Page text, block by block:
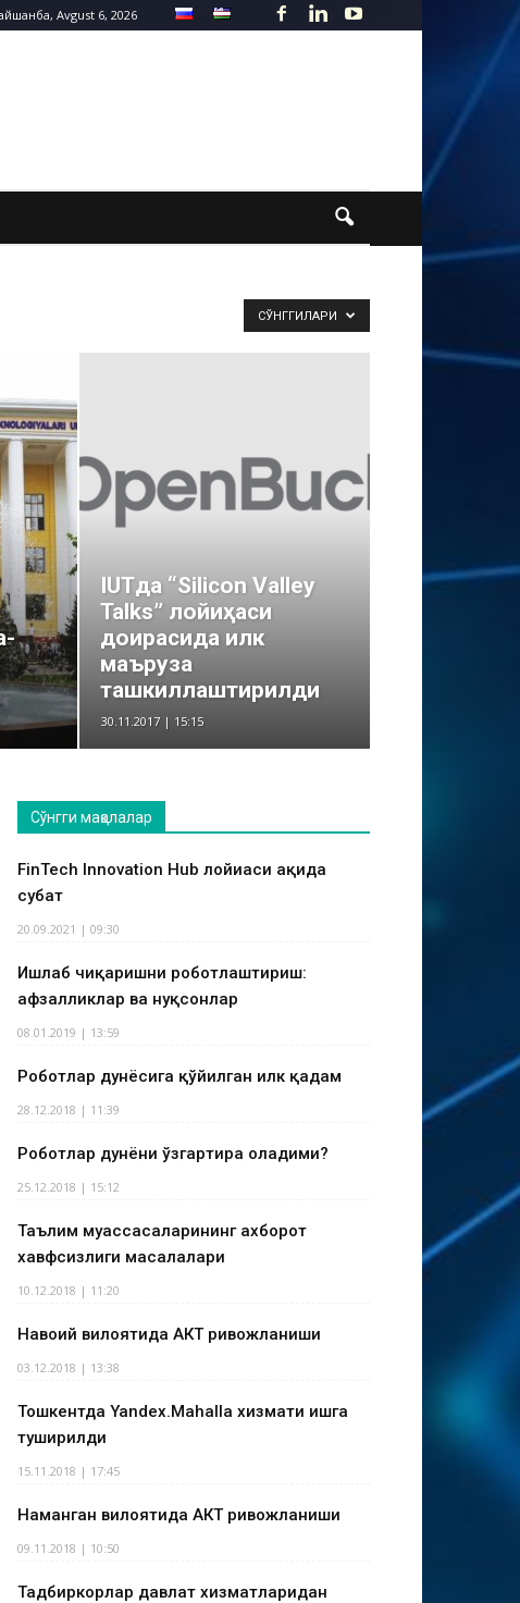
Avgust 6, 2026
СЎНГГИЛАРИ
IUTда “Silicon Valley
Talks” лойиҳаси
доирасида илк
маъруза
ташкиллаштирилди
30.11.2017 | 15:15
Сўнгги мақолалар
FinTech Innovation Hub лойиҳаси ҳақида
суҳбат
20.09.2021 | 09:30
Ишлаб чиқаришни роботлаштириш:
афзалликлар ва нуқсонлар
08.01.2019 | 13:59
Роботлар дунёсига қўйилган илк қадам
28.12.2018 | 11:39
Роботлар дунёни ўзгартира оладими?
25.12.2018 | 15:12
Таълим муассасаларининг ахборот
хавфсизлиги масалалари
10.12.2018 | 11:20
Навоий вилоятида АКТ ривожланиши
03.12.2018 | 13:38
Тошкентда Yandex.Mahalla хизмати ишга
туширилди
15.11.2018 | 17:45
Наманган вилоятида АКТ ривожланиши
09.11.2018 | 10:50
Тадбиркорлар давлат хизматларидан